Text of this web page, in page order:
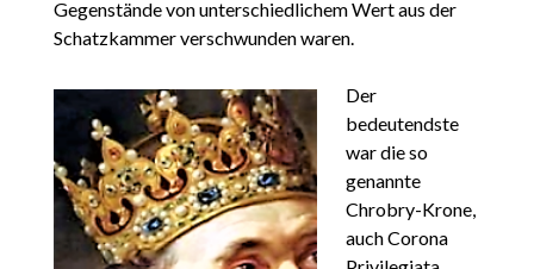
Gegenstände von unterschiedlichem Wert aus der
Schatzkammer verschwunden waren.
Der
bedeutendste
war die so
genannte
Chrobry-Krone,
auch Corona